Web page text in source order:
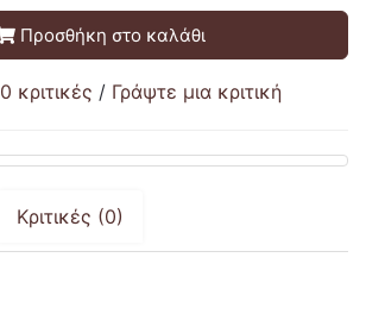
Προσθήκη στο καλάθι
0 κριτικές / Γράψτε μια κριτική
Κριτικές (0)